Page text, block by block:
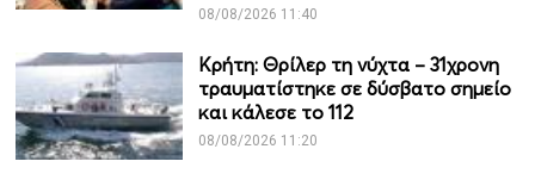
08/08/2026 11:40
Κρήτη: Θρίλερ τη νύχτα – 31χρονη
τραυματίστηκε σε δύσβατο σημείο
και κάλεσε το 112
08/08/2026 11:20